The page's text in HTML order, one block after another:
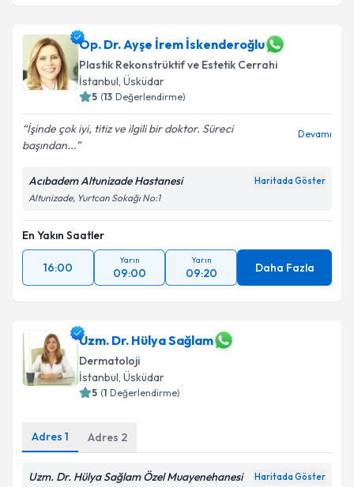
Op. Dr. Ayşe İrem İskenderoğlu
Plastik Rekonstrüktif ve Estetik Cerrahi
İstanbul, Üsküdar
5 (13 Değerlendirme)
İşinde çok iyi, titiz ve ilgili bir doktor. Süreci
başından...
Devamı
Acıbadem Altunizade Hastanesi Haritada Göster
Altunizade, Yurtcan Sokağı No:1
En Yakın Saatler
16:00
Yarın
09:00
Yarın
09:20 Daha Fazla
Uzm. Dr. Hülya Sağlam
Dermatoloji
İstanbul, Üsküdar
5 (1 Değerlendirme)
Adres 1 Adres 2
Uzm. Dr. Hülya Sağlam Özel Muayenehanesi Haritada Göster